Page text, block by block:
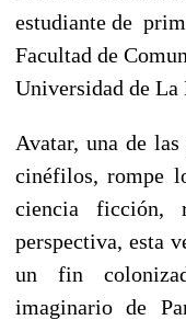
estudiante de
Facultad de
Universidad de La
Avatar, una de
cinéfilos, rompe
ciencia ficción,
perspectiva, esta
un fin
imaginario de